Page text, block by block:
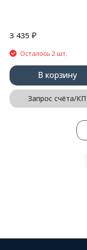
3 435 ₽
Осталось 2 шт.
В корзину
Запрос счёта/КП